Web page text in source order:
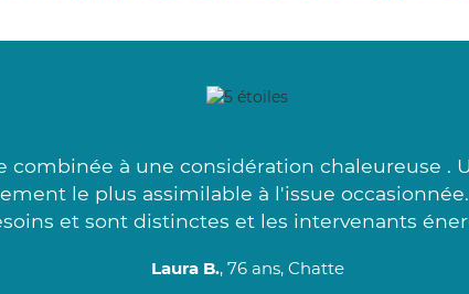
combinée à une considération chaleureuse .
le plus assimilable à l'issue
et sont distinctes et les intervenants
Laura B., 76 ans, Chatte